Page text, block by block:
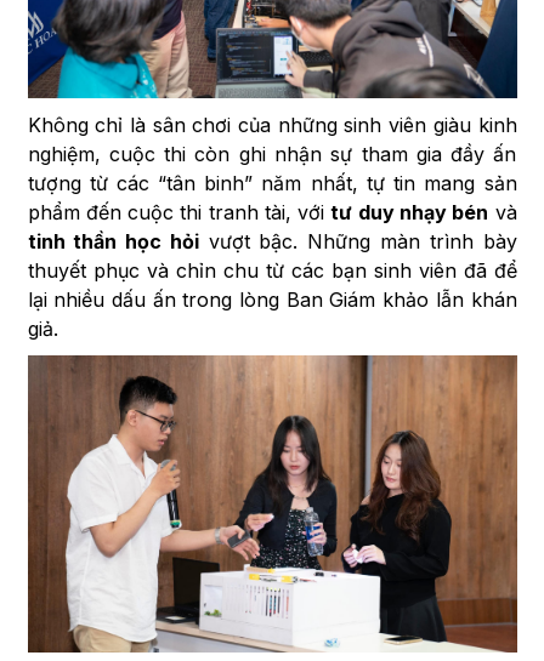
Không chỉ là sân chơi của những sinh viên giàu kinh
nghiệm, cuộc thi còn ghi nhận sự tham gia đầy ấn
tượng từ các “tân binh” năm nhất, tự tin mang sản
phẩm đến cuộc thi tranh tài, vớitư duy nhạy bén và
tinh thần học hỏivượt bậc. Những màn trình bày
thuyết phục và chỉn chu từ các bạn sinh viên đã để
lại nhiều dấu ấn trong lòng Ban Giám khảo lẫn khán
giả.